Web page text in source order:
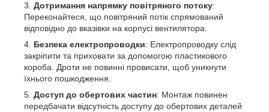
Дотримання напрямку повітряного потоку:
Переконайтеся, що повітряний потік спрямований
відповідно до вказівки на корпусі вентилятора.
Безпека електропроводки: Електропроводку слід
закріпити та приховати за допомогою пластикового
короба. Дроти не повинні провисати, щоб уникнути
їхнього пошкодження.
Доступ до обертових частин: Монтаж повинен
передбачати відсутність доступу до обертових деталей